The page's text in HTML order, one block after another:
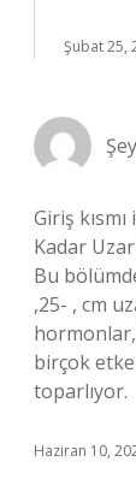
Şubat 25,
Giriş
Kadar
Bu
,25- , cm
birçok
toparlıyor.
Haziran 10,